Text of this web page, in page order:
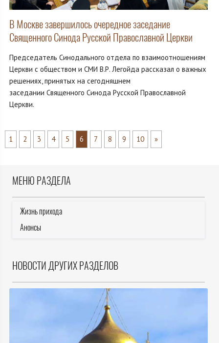
В Москве завершилось очередное заседание
Священного Синода Русской Православной Церкви
Председатель Синодального отдела по взаимоотношениям
Церкви с обществом и СМИ В.Р. Легойда рассказал о важных
решениях, принятых на сегодняшнем
заседании Священного Синода Русской Православной
Церкви.
1 2 3 4 5 6 7 8 9 10 »
МЕНЮ РАЗДЕЛА
Жизнь прихода
Анонсы
НОВОСТИ ДРУГИХ РАЗДЕЛОВ